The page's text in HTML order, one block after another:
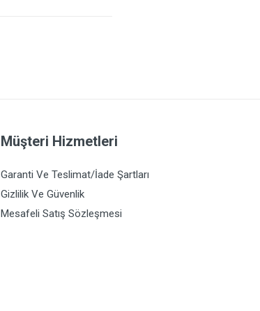
Müşteri Hizmetleri
Garanti Ve Teslimat/İade Şartları
Gizlilik Ve Güvenlik
Mesafeli Satış Sözleşmesi